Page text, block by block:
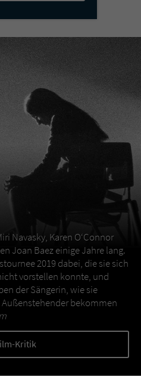
Navasky, Karen O‘Connor
Joan Baez einige Jahre lang.
2019 dabei, die sie sich
vorstellen konnte, und
der Sängerin, wie sie
bekommen
Kritik